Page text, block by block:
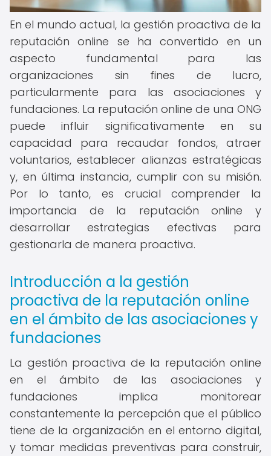
En el mundo actual, la gestión proactiva de la
reputación online se ha convertido en un
aspecto fundamental para las
organizaciones sin fines de lucro,
particularmente para las asociaciones y
fundaciones. La reputación online de una ONG
puede influir significativamente en su
capacidad para recaudar fondos, atraer
voluntarios, establecer alianzas estratégicas
y, en última instancia, cumplir con su misión.
Por lo tanto, es crucial comprender la
importancia de la reputación online y
desarrollar estrategias efectivas para
gestionarla de manera proactiva.
Introducción a la gestión
proactiva de la reputación online
en el ámbito de las asociaciones y
fundaciones
La gestión proactiva de la reputación online
en el ámbito de las asociaciones y
fundaciones implica monitorear
constantemente la percepción que el público
tiene de la organización en el entorno digital,
y tomar medidas preventivas para construir,